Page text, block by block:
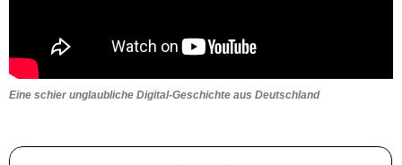
Eine schier unglaubliche Digital-Geschichte aus Deutschland